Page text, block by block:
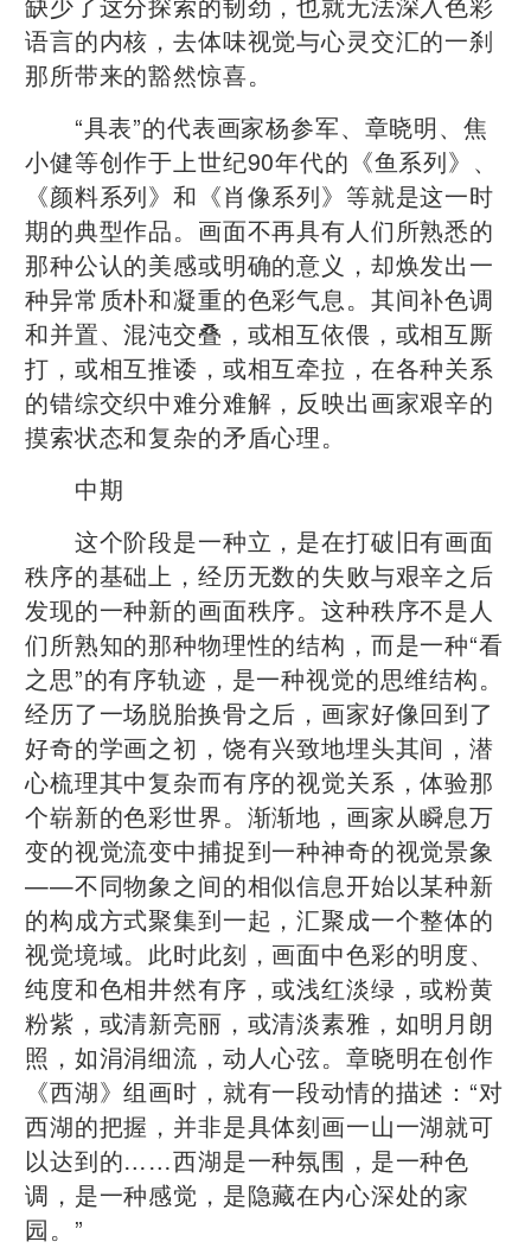
语言的内核，去体味视觉与心灵交汇的一刹
那所带来的豁然惊喜。
“具表”的代表画家杨参军、章晓明、焦
小健等创作于上世纪90年代的《鱼系列》、
《颜料系列》和《肖像系列》等就是这一时
期的典型作品。画面不再具有人们所熟悉的
那种公认的美感或明确的意义，却焕发出一
种异常质朴和凝重的色彩气息。其间补色调
和并置、混沌交叠，或相互依偎，或相互厮
打，或相互推诿，或相互牵拉，在各种关系
的错综交织中难分难解，反映出画家艰辛的
摸索状态和复杂的矛盾心理。
中期
这个阶段是一种立，是在打破旧有画面
秩序的基础上，经历无数的失败与艰辛之后
发现的一种新的画面秩序。这种秩序不是人
们所熟知的那种物理性的结构，而是一种“看
之思”的有序轨迹，是一种视觉的思维结构。
经历了一场脱胎换骨之后，画家好像回到了
好奇的学画之初，饶有兴致地埋头其间，潜
心梳理其中复杂而有序的视觉关系，体验那
个崭新的色彩世界。渐渐地，画家从瞬息万
变的视觉流变中捕捉到一种神奇的视觉景象
——不同物象之间的相似信息开始以某种新
的构成方式聚集到一起，汇聚成一个整体的
视觉境域。此时此刻，画面中色彩的明度、
纯度和色相井然有序，或浅红淡绿，或粉黄
粉紫，或清新亮丽，或清淡素雅，如明月朗
照，如涓涓细流，动人心弦。章晓明在创作
《西湖》组画时，就有一段动情的描述：“对
西湖的把握，并非是具体刻画一山一湖就可
以达到的……西湖是一种氛围，是一种色
调，是一种感觉，是隐藏在内心深处的家
园。”